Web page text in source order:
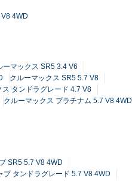
4WD
ーマックス SR5 3.4 V6
クルーマックス SR5 5.7 V8
ス タンドラグレード 4.7 V8
クルーマックス プラチナム 5.7 V8 4WD
SR5 5.7 V8 4WD
ブ タンドラグレード 5.7 V8 4WD